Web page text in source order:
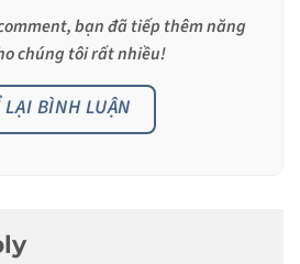
, bạn đã tiếp thêm năng
chúng tôi rất nhiều!
BÌNH LUẬN